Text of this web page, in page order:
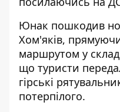
Юнак пошкодив
Хом'яків,
маршрутом у
що туристи
гірські
потерпілого.